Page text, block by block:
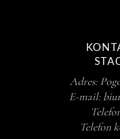
Adres:
E-mail:
Telefon